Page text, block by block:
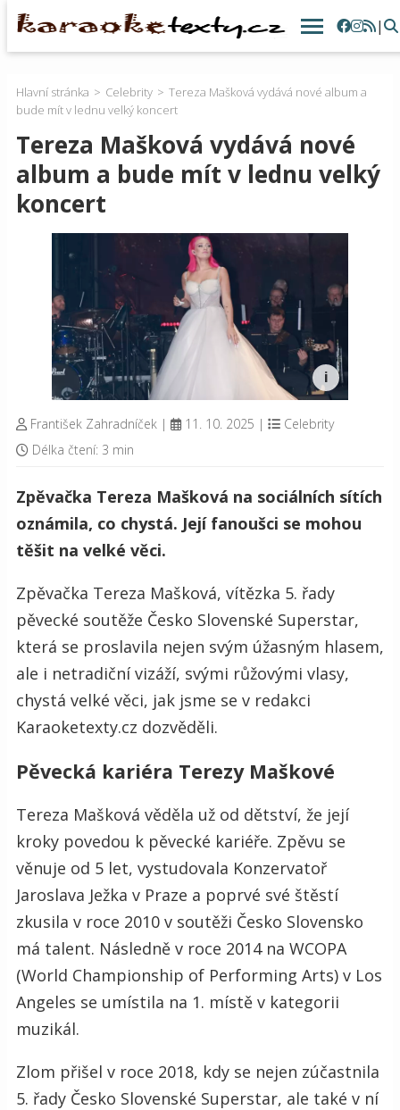
|
Hlavní stránka Celebrity
Tereza Mašková vydává nové album a
bude mít v lednu velký koncert
Tereza Mašková vydává nové
album a bude mít v lednu velký
koncert
František Zahradníček | 11. 10. 2025 |
Celebrity
Délka čtení: 3 min
Zpěvačka Tereza Mašková na sociálních sítích
oznámila, co chystá. Její fanoušci se mohou
těšit na velké věci.
Zpěvačka Tereza Mašková, vítězka 5. řady
pěvecké soutěže Česko Slovenské Superstar,
která se proslavila nejen svým úžasným hlasem,
ale i netradiční vizáží, svými růžovými vlasy,
chystá velké věci, jak jsme se v redakci
Karaoketexty.cz dozvěděli.
Pěvecká kariéra Terezy Maškové
Tereza Mašková věděla už od dětství, že její
kroky povedou k pěvecké kariéře. Zpěvu se
věnuje od 5 let, vystudovala Konzervatoř
Jaroslava Ježka v Praze a poprvé své štěstí
zkusila v roce 2010 v soutěži Česko Slovensko
má talent. Následně v roce 2014 na WCOPA
(World Championship of Performing Arts) v Los
Angeles se umístila na 1. místě v kategorii
muzikál.
Zlom přišel v roce 2018, kdy se nejen zúčastnila
5. řady Česko Slovenské Superstar, ale také v ní